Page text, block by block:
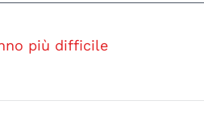
più difficile